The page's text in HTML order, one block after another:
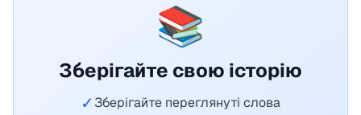
📚
Зберігайте свою історію
✓Зберігайте переглянуті слова